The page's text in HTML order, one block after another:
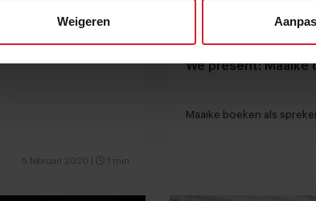
Weigeren
5 februari 2020 1 min
We present: Maaike
Maaike boeken als